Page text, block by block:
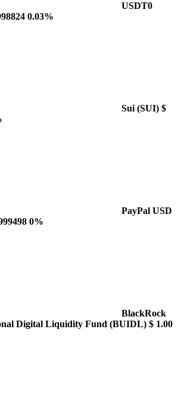
USDT0
0.03%
Sui (SUI) $
PayPal USD
0%
BlackRock
Digital Liquidity Fund (BUIDL) $ 1.00